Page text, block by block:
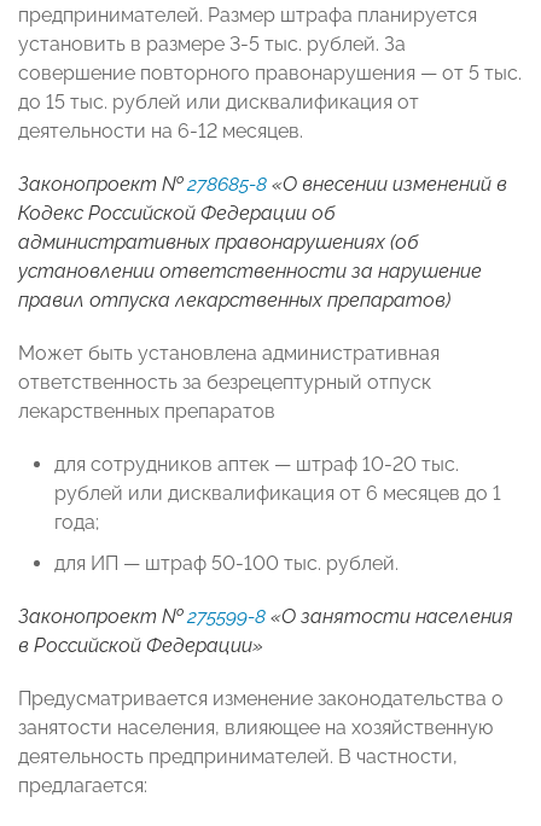
предпринимателей. Размер штрафа планируется
установить в размере 3-5 тыс. рублей. За
совершение повторного правонарушения — от 5 тыс.
до 15 тыс. рублей или дисквалификация от
деятельности на 6-12 месяцев.
Законопроект №278685-8 «О внесении изменений в
Кодекс Российской Федерации об
административных правонарушениях (об
установлении ответственности за нарушение
правил отпуска лекарственных препаратов)
Может быть установлена административная
ответственность за безрецептурный отпуск
лекарственных препаратов
для сотрудников аптек — штраф 10-20 тыс.
рублей или дисквалификация от 6 месяцев до 1
года;
для ИП — штраф 50-100 тыс. рублей.
Законопроект №275599-8 «О занятости населения
в Российской Федерации»
Предусматривается изменение законодательства о
занятости населения, влияющее на хозяйственную
деятельность предпринимателей. В частности,
предлагается: